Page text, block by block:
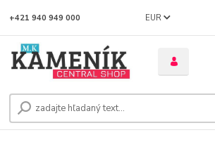
EUR
+421 940 949 000